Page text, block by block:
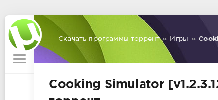
Скачать программы торрент » Игры »
Cooking Simulator